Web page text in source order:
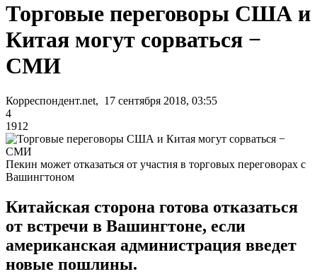
Торговые переговоры США и
Китая могут сорваться −
СМИ
Корреспондент.net, 17 сентября 2018, 03:55
4
1912
Пекин может отказаться от участия в торговых переговорах с
Вашингтоном
Китайская сторона готова отказаться
от встречи в Вашингтоне, если
американская администрация введет
новые пошлины.